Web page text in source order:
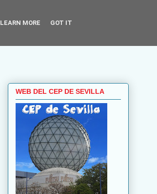
WEB DEL CEP DE SEVILLA
LEARN MORE GOT IT